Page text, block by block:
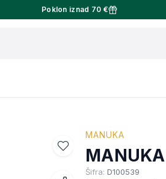
Poklon iznad 70 €
MANUKA
Šifra: D100539